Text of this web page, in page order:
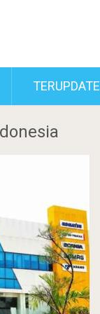
TERUPDATE